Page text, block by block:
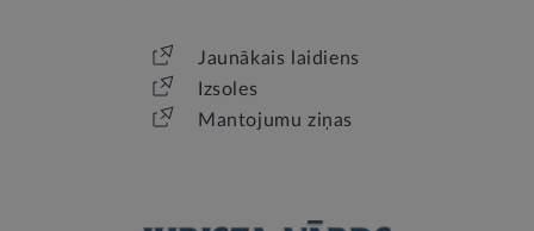
Jaunākais laidiens
Izsoles
Mantojumu ziņas